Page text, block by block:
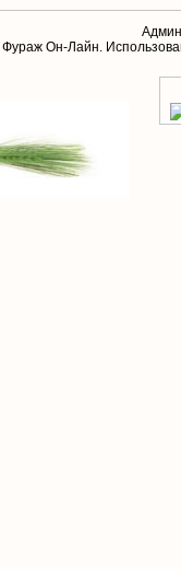
Фураж Он-Лайн.